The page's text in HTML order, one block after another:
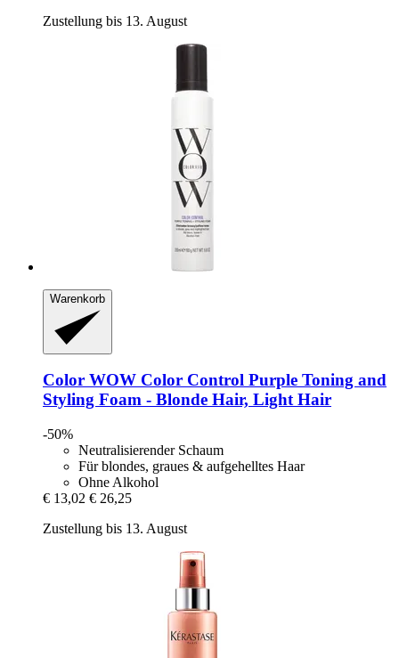
Zustellung bis 13. August
Warenkorb
Color WOW Color Control Purple Toning and
Styling Foam -​ Blonde Hair, Light Hair
-50%
Neutralisierender Schaum
Für blondes, graues & aufgehelltes Haar
Ohne Alkohol
€ 13,02 € 26,25
Zustellung bis 13. August